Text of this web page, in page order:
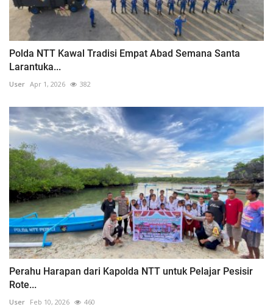
Polda NTT Kawal Tradisi Empat Abad Semana Santa
Larantuka...
User Apr 1, 2026 382
Perahu Harapan dari Kapolda NTT untuk Pelajar Pesisir
Rote...
User Feb 10, 2026 460